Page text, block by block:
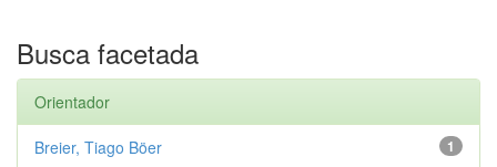
Busca facetada
Orientador
1
Breier, Tiago Böer